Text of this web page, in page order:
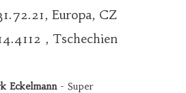
Europa, CZ
, Tschechien
Eckelmann- Super